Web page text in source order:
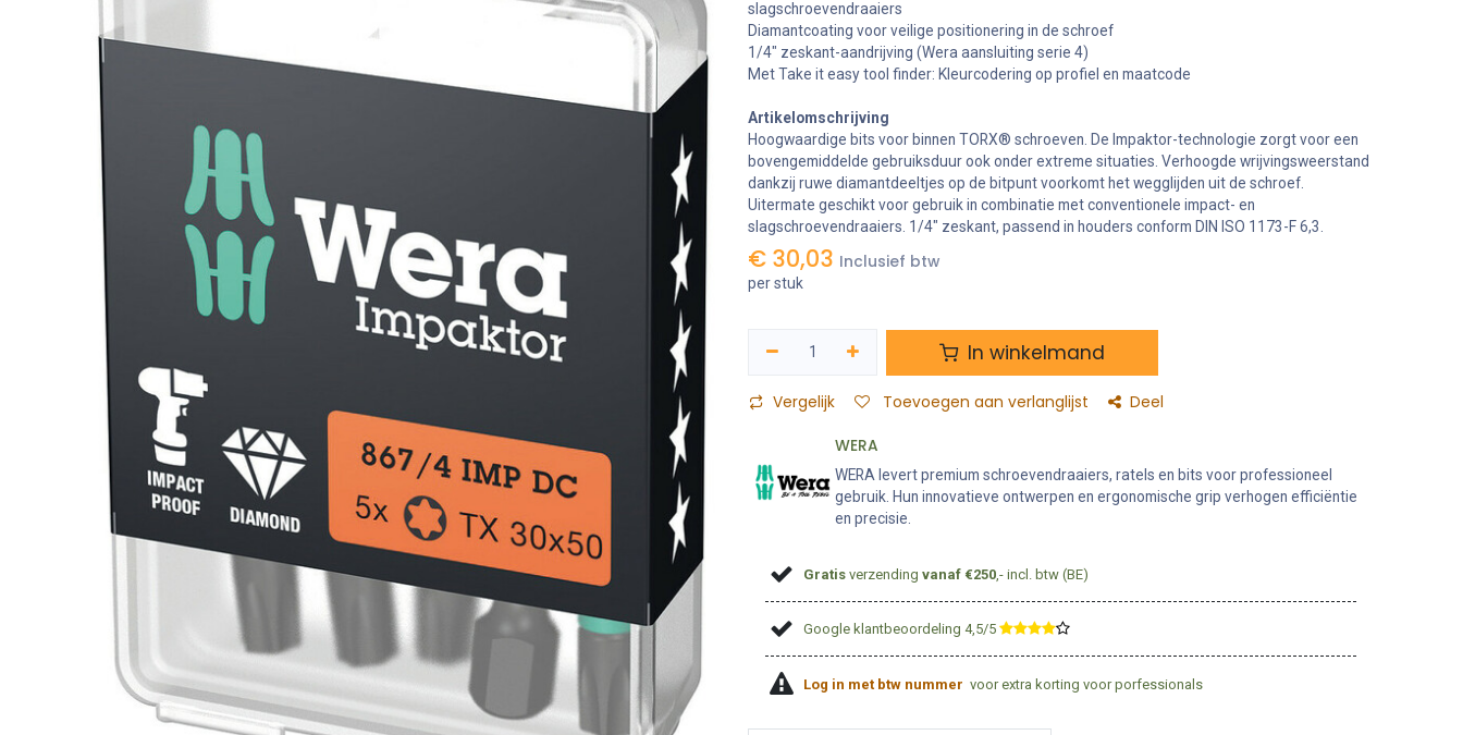
slagschroevendraaiers
Diamantcoating voor veilige positionering in de schroef
1/4" zeskant-aandrijving (Wera aansluiting serie 4)
Met Take it easy tool finder: Kleurcodering op profiel en maatcode
Artikelomschrijving
Hoogwaardige bits voor binnen TORX® schroeven. De Impaktor-technologie zorgt voor een
bovengemiddelde gebruiksduur ook onder extreme situaties. Verhoogde wrijvingsweerstand
dankzij ruwe diamantdeeltjes op de bitpunt voorkomt het wegglijden uit de schroef.
Uitermate geschikt voor gebruik in combinatie met conventionele impact- en
slagschroevendraaiers. 1/4" zeskant, passend in houders conform DIN ISO 1173-F 6,3.
€ 30,03 Inclusief btw
per stuk
In winkelmand
Vergelijk Toevoegen aan verlanglijst Deel
WERA
WERA levert premium schroevendraaiers, ratels en bits voor professioneel
gebruik. Hun innovatieve ontwerpen en ergonomische grip verhogen efficiëntie
en precisie.
Gratis verzendingvanaf €250 ,- incl. btw (BE)
Google klantbeoordeling 4,5/5 ​
Log in met btw nummer voor extra korting voor porfessionals